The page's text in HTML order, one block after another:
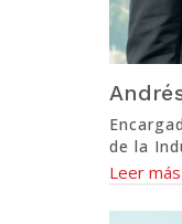
de la
Leer más